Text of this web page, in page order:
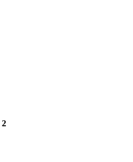
2